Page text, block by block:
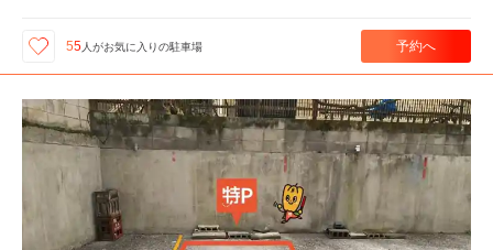
55 人がお気に入りの駐車場 予約へ